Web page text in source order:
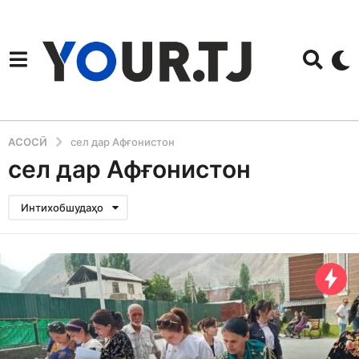
АСОСӢ сел дар Афғонистон
сел дар Афғонистон
Интихобшудаҳо